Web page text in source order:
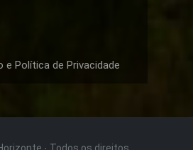
e Política de Privacidade